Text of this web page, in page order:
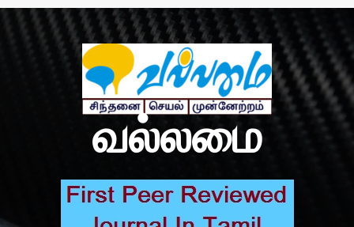
வல்லமை